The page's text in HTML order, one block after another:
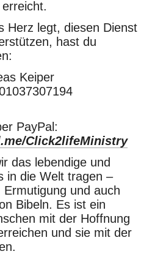
Herz legt, diesen Dienst
hast du
Keiper
PayPal:
Click2lifeMinistry
das lebendige und
in die Welt tragen –
und auch
Bibeln. Es ist ein
mit der Hoffnung
und sie mit der